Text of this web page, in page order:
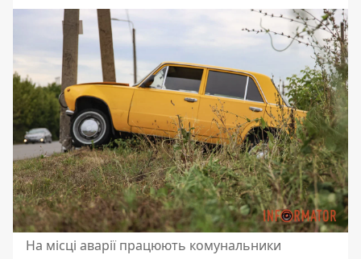
На місці аварії працюють комунальники